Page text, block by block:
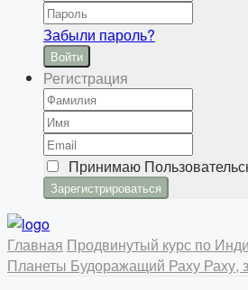
Забыли пароль?
Войти
Регистрация
Принимаю
Главная Продвинутый курс по
Планеты Будоражащий Раху Раху,